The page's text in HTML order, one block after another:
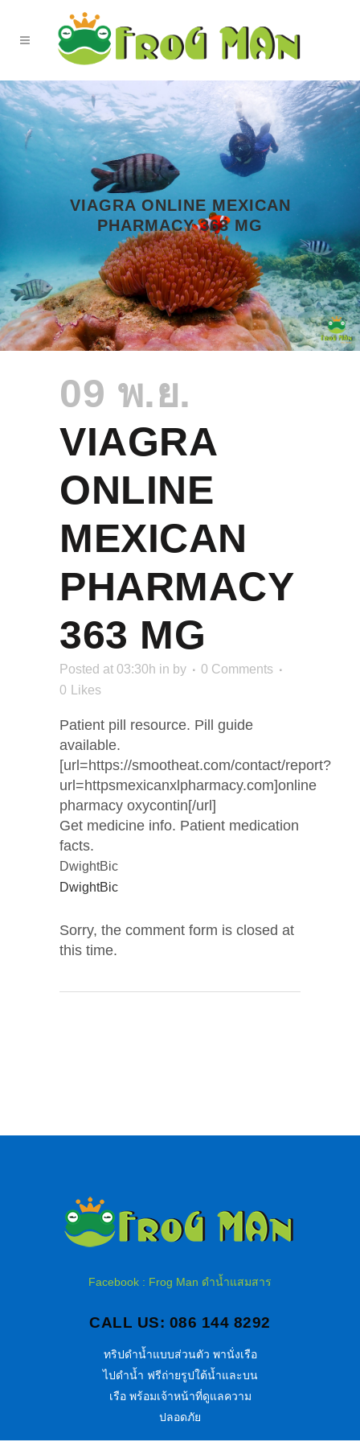
VIAGRA ONLINE MEXICAN
PHARMACY 363 MG
09 พ.ย.
VIAGRA
ONLINE
MEXICAN
PHARMACY
363 MG
Posted at 03:30h in by
0 Comments
0
Likes
Patient pill resource. Pill guide
available.
[url=https://smootheat.com/contact/report?
url=httpsmexicanxlpharmacy.com]online
pharmacy oxycontin[/url]
Get medicine info. Patient medication
facts.
DwightBic
DwightBic
Sorry, the comment form is closed at
this time.
Facebook : Frog Man ดำน้ำแสมสาร
CALL US: 086 144 8292
ทริปดำน้ำแบบส่วนตัว พานั่งเรือ
ไปดำน้ำ ฟรีถ่ายรูปใต้น้ำและบน
เรือ พร้อมเจ้าหน้าที่ดูแลความ
ปลอดภัย